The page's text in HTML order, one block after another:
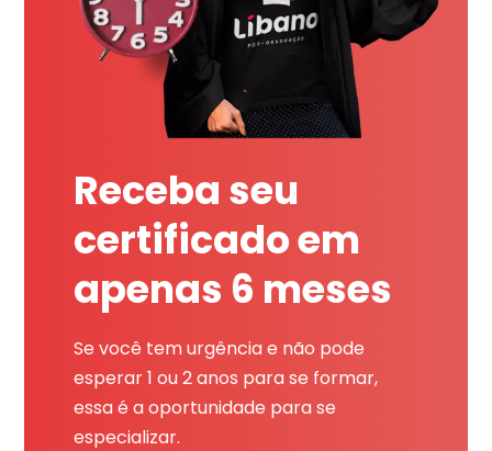
Receba seu
certificado em
apenas 6 meses
Se você tem urgência e não pode
esperar 1 ou 2 anos para se formar,
essa é a oportunidade para se
especializar.